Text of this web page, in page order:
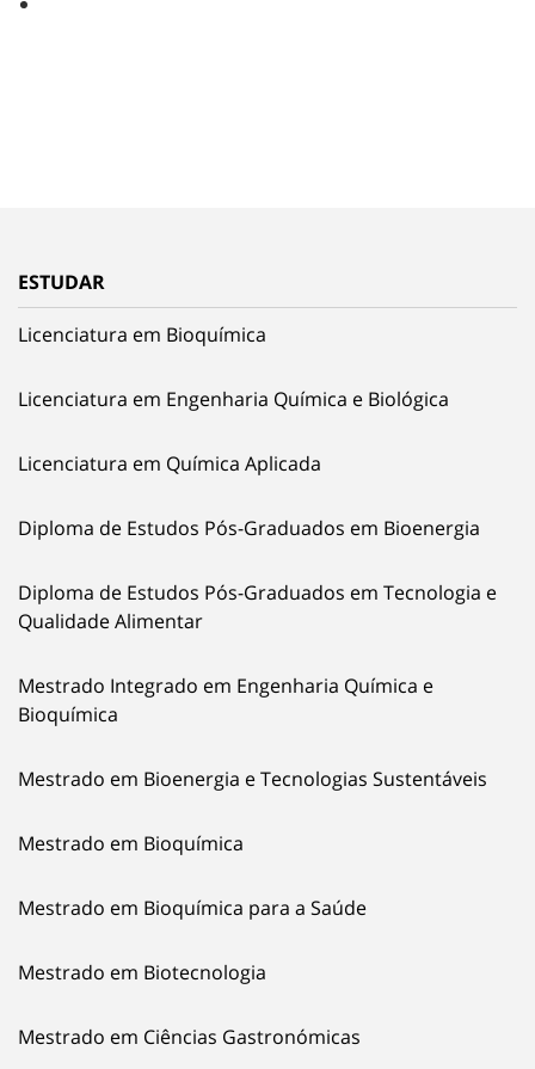
ESTUDAR
Licenciatura em Bioquímica
Licenciatura em Engenharia Química e Biológica
Licenciatura em Química Aplicada
Diploma de Estudos Pós-Graduados em Bioenergia
Diploma de Estudos Pós-Graduados em Tecnologia e
Qualidade Alimentar
Mestrado Integrado em Engenharia Química e
Bioquímica
Mestrado em Bioenergia e Tecnologias Sustentáveis
Mestrado em Bioquímica
Mestrado em Bioquímica para a Saúde
Mestrado em Biotecnologia
Mestrado em Ciências Gastronómicas